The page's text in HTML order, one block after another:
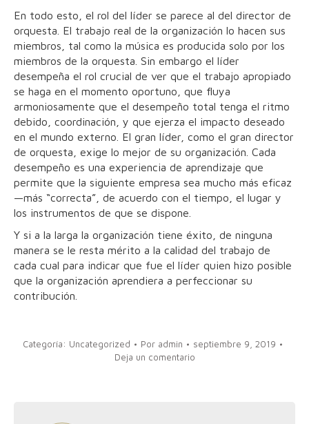
En todo esto, el rol del líder se parece al del director de
orquesta. El trabajo real de la organización lo hacen sus
miembros, tal como la música es producida solo por los
miembros de la orquesta. Sin embargo el líder
desempeña el rol crucial de ver que el trabajo apropiado
se haga en el momento oportuno, que fluya
armoniosamente que el desempeño total tenga el ritmo
debido, coordinación, y que ejerza el impacto deseado
en el mundo externo. El gran líder, como el gran director
de orquesta, exige lo mejor de su organización. Cada
desempeño es una experiencia de aprendizaje que
permite que la siguiente empresa sea mucho más eficaz
—más “correcta”, de acuerdo con el tiempo, el lugar y
los instrumentos de que se dispone.
Y si a la larga la organización tiene éxito, de ninguna
manera se le resta mérito a la calidad del trabajo de
cada cual para indicar que fue el líder quien hizo posible
que la organización aprendiera a perfeccionar su
contribución.
Categoría: Uncategorized Por admin
septiembre 9, 2019
Deja un comentario